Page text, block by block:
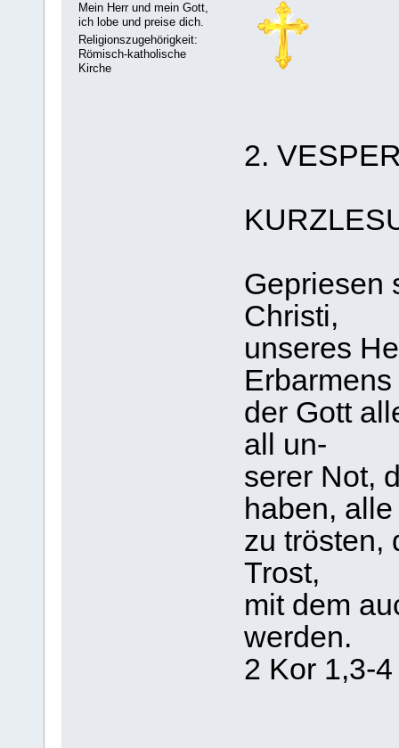
Mein Herr und mein Gott,
ich lobe und preise dich.
Religionszugehörigkeit:
Römisch-katholische
Kirche
2.
Gepriesen
Christi,
unseres
der Gott
all un-
serer Not,
haben, alle
zu trösten,
Trost,
mit dem
werden.
2 Kor 1,3-4